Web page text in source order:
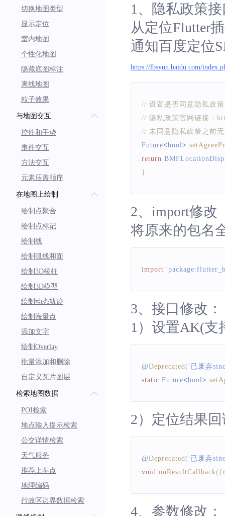
切换地图类型
显示定位
室内地图
个性化地图
隐藏底图标注
离线地图
粒子效果
与地图交互
控件和手势
事件交互
方法交互
元素压盖顺序
在地图上绘制
绘制点聚合
绘制点标记
绘制线
绘制弧线和面
绘制3D棱柱
绘制3D模型
绘制动态轨迹
绘制海量点
添加文字
绘制Overlay
批量添加和删除
自定义瓦片图层
检索地图数据
POI检索
地点输入提示检索
公交详情检索
天气服务
推荐上车点
地理编码
行政区边界数据检索
1、隐私政策
从定位Flutter
通知百度定位
https://lbsyun.baidu.com/
// 设置是否同意隐私政策
// 隐私政策官网链接：
// 未同意隐私政策之前
Future<bool>
return
}
2、import修改
将原来的包名
import
3、接口修改：
1）设置AK(支
@Deprecated('已废弃
static Future<bool>
2）定位结果
@Deprecated('已废弃
void onResultCallback( {
4、参数修改：